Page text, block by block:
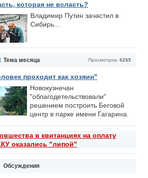
которая не всласть?
Владимир Путин зачастил в
Сибирь...
Просмотров: 6265
Тема месяца
проходит как хозяин"
Новокузнечан
"облагодетельствовали"
решением построить Беговой
центр в парке имени Гагарина.
в квитанциях на оплату
оказались "липой"
Обсуждения